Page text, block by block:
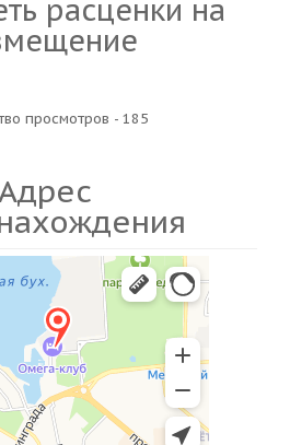
расценки на
просмотров - 185